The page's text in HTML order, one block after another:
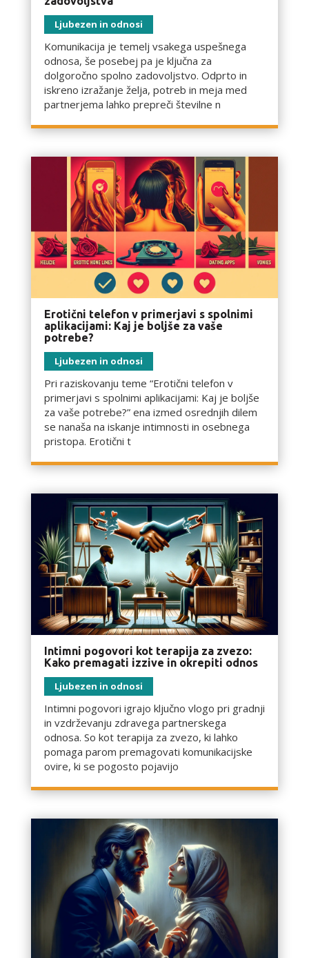
Ljubezen in odnosi
Komunikacija je temelj vsakega uspešnega
odnosa, še posebej pa je ključna za
dolgoročno spolno zadovoljstvo. Odprto in
iskreno izražanje želja, potreb in meja med
partnerjema lahko prepreči številne n
Erotični telefon v primerjavi s spolnimi
aplikacijami: Kaj je boljše za vaše
potrebe?
Ljubezen in odnosi
Pri raziskovanju teme “Erotični telefon v
primerjavi s spolnimi aplikacijami: Kaj je boljše
za vaše potrebe?” ena izmed osrednjih dilem
se nanaša na iskanje intimnosti in osebnega
pristopa. Erotični t
Intimni pogovori kot terapija za zvezo:
Kako premagati izzive in okrepiti odnos
Ljubezen in odnosi
Intimni pogovori igrajo ključno vlogo pri gradnji
in vzdrževanju zdravega partnerskega
odnosa. So kot terapija za zvezo, ki lahko
pomaga parom premagovati komunikacijske
ovire, ki se pogosto pojavijo